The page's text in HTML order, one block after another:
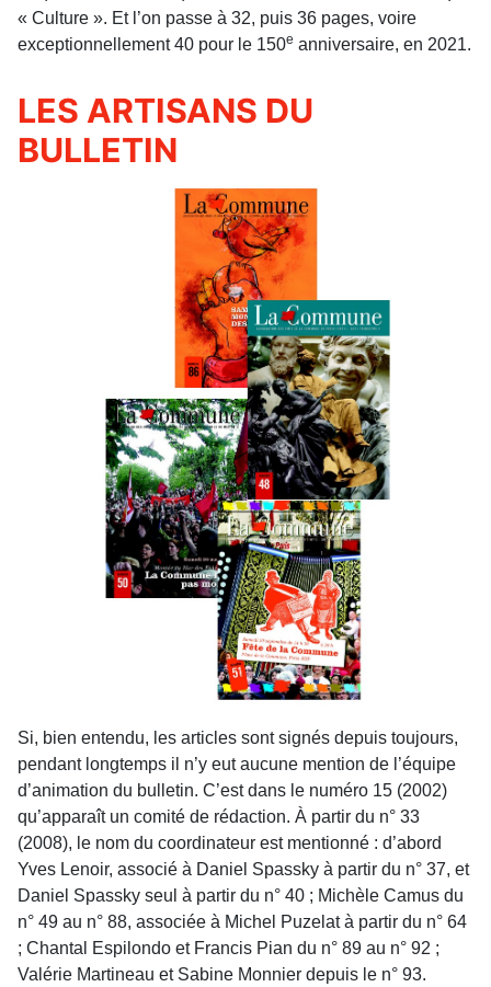
« Culture ». Et l’on passe à 32, puis 36 pages, voire
exceptionnellement 40 pour le 150e anniversaire, en 2021.
LES ARTISANS DU
BULLETIN
Si, bien entendu, les articles sont signés depuis toujours,
pendant longtemps il n’y eut aucune mention de l’équipe
d’animation du bulletin. C’est dans le numéro 15 (2002)
qu’apparaît un comité de rédaction. À partir du n° 33
(2008), le nom du coordinateur est mentionné : d’abord
Yves Lenoir, associé à Daniel Spassky à partir du n° 37, et
Daniel Spassky seul à partir du n° 40 ; Michèle Camus du
n° 49 au n° 88, associée à Michel Puzelat à partir du n° 64
; Chantal Espilondo et Francis Pian du n° 89 au n° 92 ;
Valérie Martineau et Sabine Monnier depuis le n° 93.